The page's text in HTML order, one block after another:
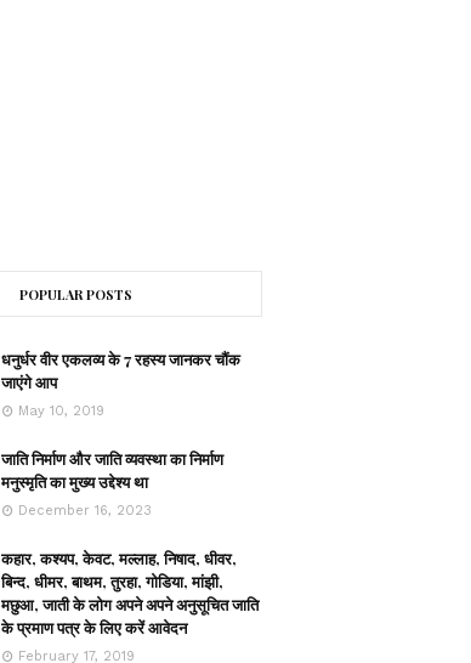
POPULAR POSTS
धनुर्धर वीर एकलव्य के 7 रहस्य जानकर चौंक
जाएंगे आप
May 10, 2019
जाति निर्माण और जाति व्यवस्था का निर्माण
मनुस्मृति का मुख्य उद्देश्य था
December 16, 2023
कहार, कश्यप, केवट, मल्लाह, निषाद, धीवर,
बिन्द, धीमर, बाथम, तुरहा, गोडिया, मांझी,
मछुआ, जाती के लोग अपने अपने अनुसूचित जाति
के प्रमाण पत्र के लिए करें आवेदन
February 17, 2019